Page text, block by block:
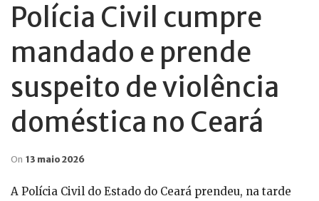
Polícia Civil cumpre
mandado e prende
suspeito de violência
doméstica no Ceará
On 13 maio 2026
A Polícia Civil do Estado do Ceará prendeu, na tarde